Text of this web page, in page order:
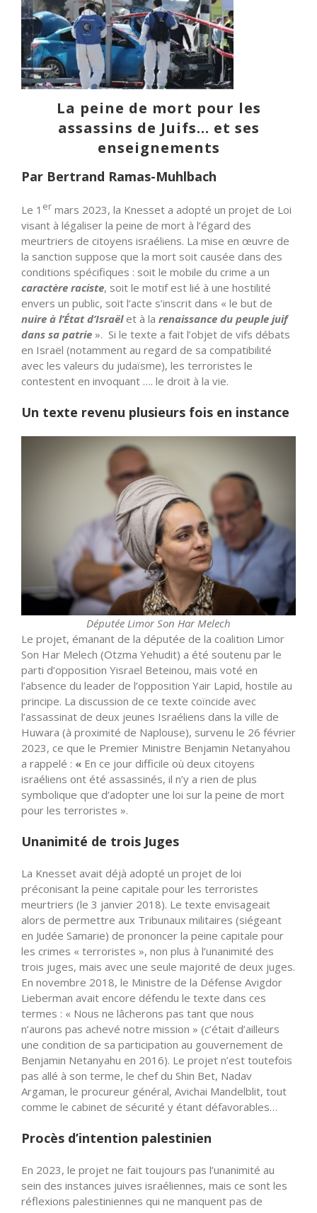
La peine de mort pour les
assassins de Juifs… et ses
enseignements
Par Bertrand Ramas-Muhlbach
Le 1 er mars 2023, la Knesset a adopté un projet de Loi
visant à légaliser la peine de mort à l’égard des
meurtriers de citoyens israéliens. La mise en œuvre de
la sanction suppose que la mort soit causée dans des
conditions spécifiques : soit le mobile du crime a un
caractère raciste, soit le motif est lié à une hostilité
envers un public, soit l’acte s’inscrit dans « le but de
nuire à l’État d’Israëlet à la renaissance du peuple juif
dans sa patrie ». Si le texte a fait l’objet de vifs débats
en Israël (notamment au regard de sa compatibilité
avec les valeurs du judaïsme), les terroristes le
contestent en invoquant …. le droit à la vie.
Un texte revenu plusieurs fois en instance
Députée Limor Son Har Melech
Le projet, émanant de la députée de la coalition Limor
Son Har Melech (Otzma Yehudit) a été soutenu par le
parti d’opposition Yisrael Beteinou, mais voté en
l’absence du leader de l’opposition Yair Lapid, hostile au
principe. La discussion de ce texte coïncide avec
l’assassinat de deux jeunes Israéliens dans la ville de
Huwara (à proximité de Naplouse), survenu le 26 février
2023, ce que le Premier Ministre Benjamin Netanyahou
a rappelé : « En ce jour difficile où deux citoyens
israéliens ont été assassinés, il n’y a rien de plus
symbolique que d’adopter une loi sur la peine de mort
pour les terroristes ».
Unanimité de trois Juges
La Knesset avait déjà adopté un projet de loi
préconisant la peine capitale pour les terroristes
meurtriers (le 3 janvier 2018). Le texte envisageait
alors de permettre aux Tribunaux militaires (siégeant
en Judée Samarie) de prononcer la peine capitale pour
les crimes « terroristes », non plus à l’unanimité des
trois juges, mais avec une seule majorité de deux juges.
En novembre 2018, le Ministre de la Défense Avigdor
Lieberman avait encore défendu le texte dans ces
termes : « Nous ne lâcherons pas tant que nous
n’aurons pas achevé notre mission » (c’était d’ailleurs
une condition de sa participation au gouvernement de
Benjamin Netanyahu en 2016). Le projet n’est toutefois
pas allé à son terme, le chef du Shin Bet, Nadav
Argaman, le procureur général, Avichai Mandelblit, tout
comme le cabinet de sécurité y étant défavorables…
Procès d’intention palestinien
En 2023, le projet ne fait toujours pas l’unanimité au
sein des instances juives israéliennes, mais ce sont les
réflexions palestiniennes qui ne manquent pas de